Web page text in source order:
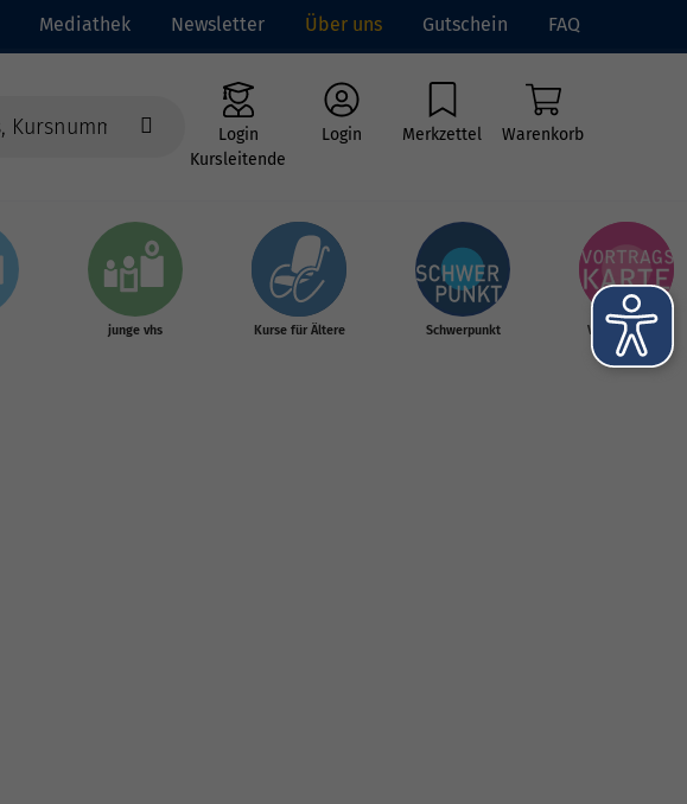
Mediathek Newsletter Über uns Gutschein FAQ
Login
Kursleitende
Login Merkzettel Warenkorb
junge vhs Kurse für Ältere Schwerpunkt Vortragskarte